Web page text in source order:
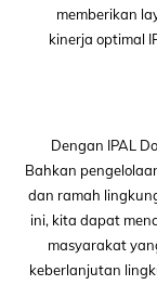
memberikan
kinerja optimal
Dengan IPAL
Bahkan
dan ramah
ini, kita dapat
masyarakat
keberlanjutan